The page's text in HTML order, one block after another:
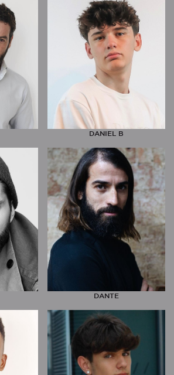
DANIEL B
DANTE